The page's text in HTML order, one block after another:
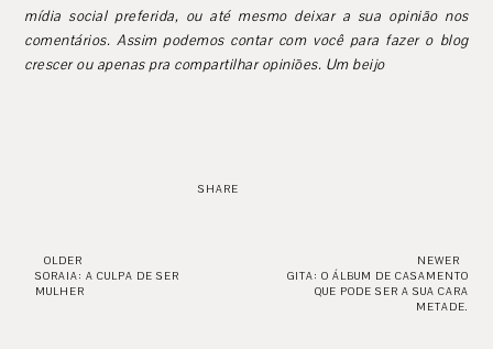
mídia social preferida, ou até mesmo deixar a sua opinião nos
comentários. Assim podemos contar com você para fazer o blog
crescer ou apenas pra compartilhar opiniões. Um beijo
SHARE
OLDER
SORAIA: A CULPA DE SER
MULHER
NEWER
GITA: O ÁLBUM DE CASAMENTO
QUE PODE SER A SUA CARA
METADE.